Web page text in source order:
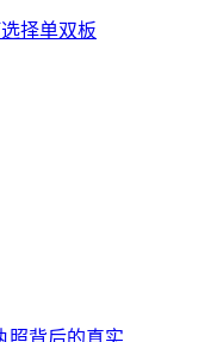
择单双板